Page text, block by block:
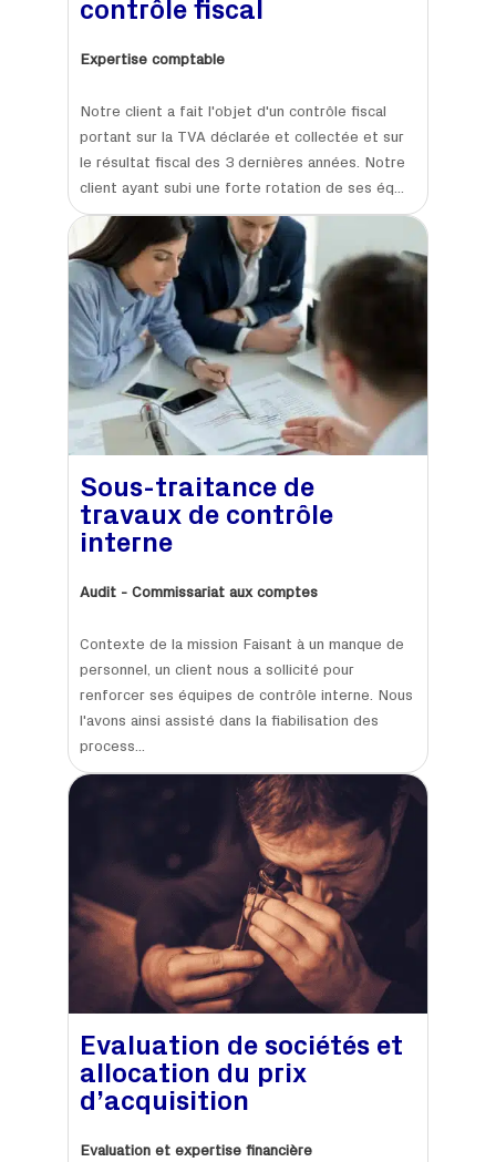
contrôle fiscal
Expertise comptable
Notre client a fait l'objet d'un contrôle fiscal
portant sur la TVA déclarée et collectée et sur
le résultat fiscal des 3 dernières années. Notre
client ayant subi une forte rotation de ses éq...
Sous-traitance de
travaux de contrôle
interne
Audit - Commissariat aux comptes
Contexte de la mission Faisant à un manque de
personnel, un client nous a sollicité pour
renforcer ses équipes de contrôle interne. Nous
l'avons ainsi assisté dans la fiabilisation des
process...
Evaluation de sociétés et
allocation du prix
d’acquisition
Evaluation et expertise financière